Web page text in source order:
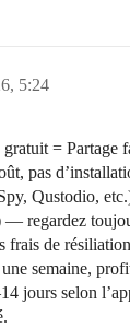
5:24
= Partage
pas
Qustodio,
— regardez
frais de
semaine,
jours selon